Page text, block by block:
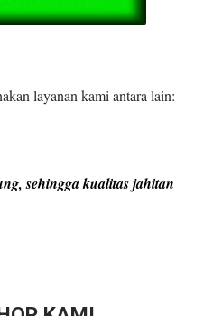
layanan kami antara lain:
sehingga kualitas jahitan